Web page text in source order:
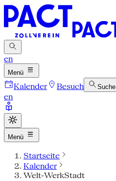
en
Menü
Kalender Besuch Suche
en
Menü
Startseite
Kalender
Welt-WerkStadt